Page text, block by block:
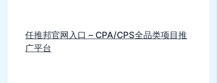
任推邦官网入口 – CPA/CPS全品类项目推
广平台